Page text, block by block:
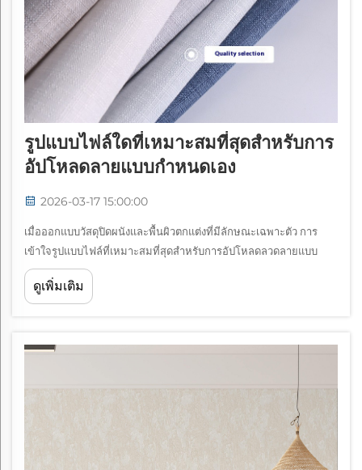
รูปแบบไฟล์ใดที่เหมาะสมที่สุดสำหรับการ
อัปโหลดลายแบบกำหนดเอง
2026-03-17 15:00:00
เมื่อออกแบบวัสดุปิดผนังและพื้นผิวตกแต่งที่มีลักษณะเฉพาะตัว การ
เข้าใจรูปแบบไฟล์ที่เหมาะสมที่สุดสำหรับการอัปโหลดลวดลายแบบ
กำหนดเองจึงมีความสำคัญอย่างยิ่งต่อการบรรลุผลลัพธ์ระดับมืออาชีพ
คุณภาพของวัสดุที่พิมพ์ออกมาในขั้นตอนสุดท้ายนั้นมีความสัมพันธ์
ดูเพิ่มเติม